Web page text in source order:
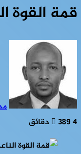
قمة القوة الناعمة الإفريقية 2026:
3894 دقائق